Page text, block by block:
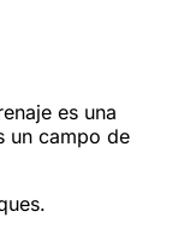
es una
un campo de